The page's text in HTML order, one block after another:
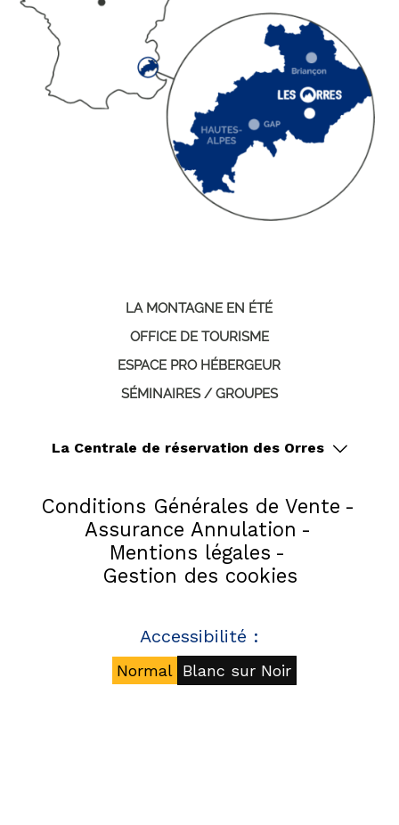
LA MONTAGNE EN ÉTÉ
OFFICE DE TOURISME
ESPACE PRO HÉBERGEUR
SÉMINAIRES / GROUPES
La Centrale de réservation des Orres
Conditions Générales de Vente
Assurance Annulation
Mentions légales
Gestion des cookies
Accessibilité :
Normal Blanc sur Noir